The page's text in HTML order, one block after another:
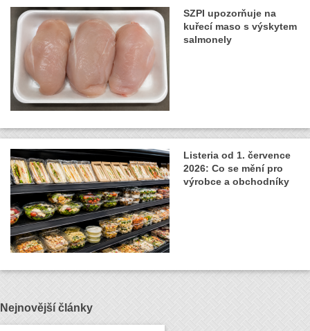
SZPI upozorňuje na
kuřecí maso s výskytem
salmonely
Listeria od 1. července
2026: Co se mění pro
výrobce a obchodníky
Nejnovější články